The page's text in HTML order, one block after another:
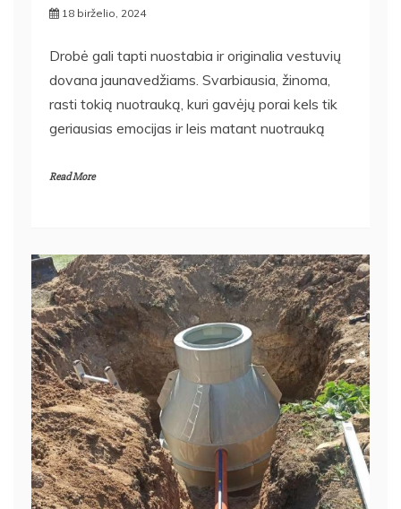
18 birželio, 2024
Drobė gali tapti nuostabia ir originalia vestuvių
dovana jaunavedžiams. Svarbiausia, žinoma,
rasti tokią nuotrauką, kuri gavėjų porai kels tik
geriausias emocijas ir leis matant nuotrauką
Read More